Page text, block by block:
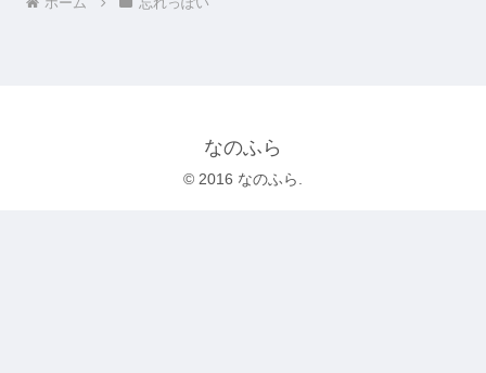
なのふら
© 2016 なのふら.